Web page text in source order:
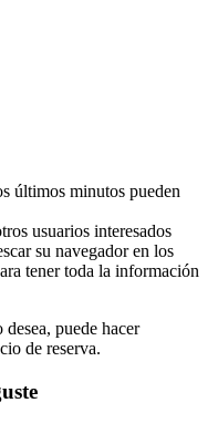
últimos minutos pueden
usuarios interesados
su navegador en los
tener toda la información
puede hacer
de reserva.